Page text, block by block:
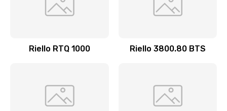
Riello RTQ 1000 Riello 3800.80 BTS